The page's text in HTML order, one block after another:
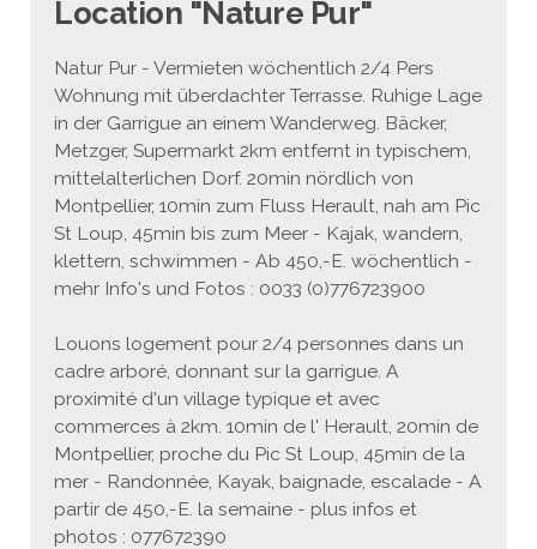
Perfectionnement
Cours thématiques
Atelier de chant
Formation professionnelle
Cours particuliers
Stages intensifs
Centre d’examens
Inscriptions et tarifs
Matériel pédagogique
Formation des enseignants
Infos pour les parents
Section Internationale Allemand
AbiBac
Onleihe – Prêt en ligne
Conseil de mobilité
Coaching individuel
Point info
Volontariat écologique
Petites annonces
Parcourir les annonces
Rédiger une annonce
Brieffreunde@correspondants
Classe@Klasse
Anmeldung für deutsche Klassen
Actualités
Equipe de Montpellier
Equipe de Heidelberg
Jumelage Heidelberg / Montpellier
50 ans en 2016
Maison de Montpellier
Plan d’accès
Coopérations culturelles et pédagogiques
Réseaux franco-allemands en LR
Réseau d’affaires
Liens utiles
Les Mystères de Heidelberg
99Ballons
Location "Nature Pur"
Natur Pur - Vermieten wöchentlich 2/4 Pers
Wohnung mit überdachter Terrasse. Ruhige Lage
in der Garrigue an einem Wanderweg. Bäcker,
Metzger, Supermarkt 2km entfernt in typischem,
mittelalterlichen Dorf. 20min nördlich von
Montpellier, 10min zum Fluss Herault, nah am Pic
St Loup, 45min bis zum Meer - Kajak, wandern,
klettern, schwimmen - Ab 450,-E. wöchentlich -
mehr Info's und Fotos : 0033 (0)776723900
Louons logement pour 2/4 personnes dans un
cadre arboré, donnant sur la garrigue. A
proximité d'un village typique et avec
commerces à 2km. 10min de l' Herault, 20min de
Montpellier, proche du Pic St Loup, 45min de la
mer - Randonnée, Kayak, baignade, escalade - A
partir de 450,-E. la semaine - plus infos et
photos : 077672390